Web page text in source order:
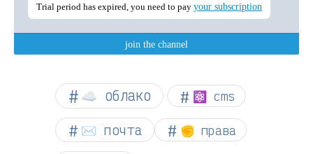
☁︎ облако ⚛ cms
✉️ почта ✊ права